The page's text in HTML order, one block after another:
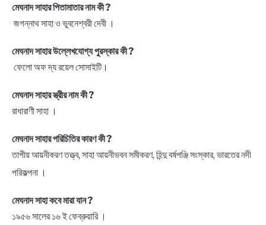
মেঘনাদ সাহার পিতামাতার নাম কী ?
জগন্নাথ সাহা ও ভুবনেশ্বরী দেবী ।
মেঘনাদ সাহার উল্লেখযোগ্য পুরস্কার কী ?
ফেলো অফ দ্য রয়েল সোসাইটি।
মেঘনাদ সাহার স্ত্রীর নাম কী ?
রাধারাণী সাহা ।
মেঘনাদ সাহার পরিচিতির কারণ কী ?
তাপীয় আয়নীকরণ তত্ত্ব, সাহা আয়নীভবন সমীকরণ, হিন্দু বর্ষপঞ্জি সংস্কার, ভারতের নদী
পরিকল্পনা ।
মেঘনাদ সাহা কবে মারা যান ?
১৯৫৬ সালের ১৬ ই ফেব্রুয়ারি ।